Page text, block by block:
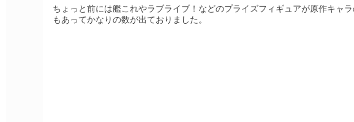
ちょっと前には艦これやラブライブ！などのプライズフィギュアが原作キャ